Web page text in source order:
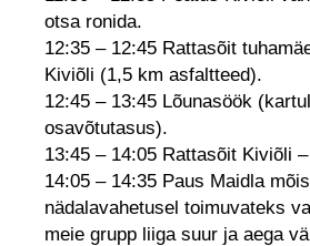
otsa ronida.
12:35 – 12:45 Rattasõit
Kiviõli (1,5 km asfaltteed).
12:45 – 13:45 Lõunasöök
osavõtutasus).
13:45 – 14:05 Rattasõit Kiviõli
14:05 – 14:35 Paus Maidla
nädalavahetusel toimuvateks
meie grupp liiga suur ja aega